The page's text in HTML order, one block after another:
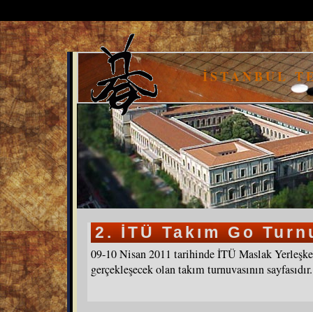
İSTANBUL
2. İTÜ Takım Go
09-10 Nisan 2011 tarihinde İTÜ Maslak
gerçekleşecek olan takım turnuvasının sayfasıdır.